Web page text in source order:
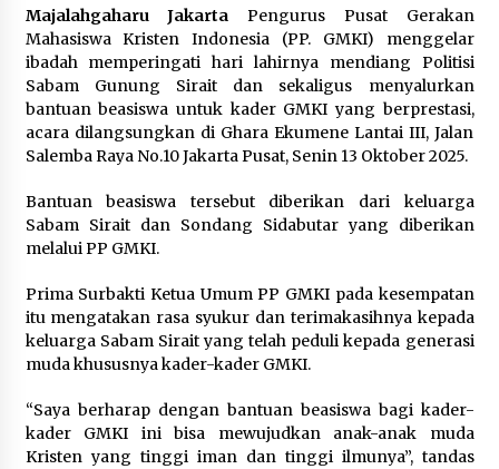
Majalahgaharu Jakarta Pengurus Pusat Gerakan
Mahasiswa Kristen Indonesia (PP. GMKI) menggelar
ibadah memperingati hari lahirnya mendiang Politisi
Sabam Gunung Sirait dan sekaligus menyalurkan
bantuan beasiswa untuk kader GMKI yang berprestasi,
acara dilangsungkan di Ghara Ekumene Lantai III, Jalan
Salemba Raya No.10 Jakarta Pusat, Senin 13 Oktober 2025.
Bantuan beasiswa tersebut diberikan dari keluarga
Sabam Sirait dan Sondang Sidabutar yang diberikan
melalui PP GMKI.
Prima Surbakti Ketua Umum PP GMKI pada kesempatan
itu mengatakan rasa syukur dan terimakasihnya kepada
keluarga Sabam Sirait yang telah peduli kepada generasi
muda khususnya kader-kader GMKI.
“Saya berharap dengan bantuan beasiswa bagi kader-
kader GMKI ini bisa mewujudkan anak-anak muda
Kristen yang tinggi iman dan tinggi ilmunya”, tandas